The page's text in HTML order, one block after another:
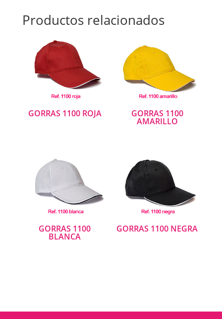
Productos relacionados
GORRAS 1100 ROJA GORRAS 1100
AMARILLO
GORRAS 1100
BLANCA
GORRAS 1100 NEGRA